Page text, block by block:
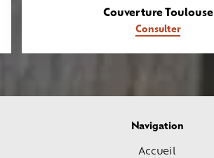
Couverture Toulouse
Consulter
Navigation
Accueil